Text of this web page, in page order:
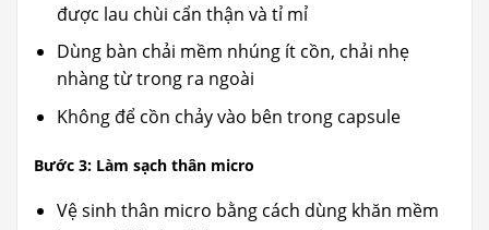
được lau chùi cẩn thận và tỉ mỉ
Dùng bàn chải mềm nhúng ít cồn, chải nhẹ
nhàng từ trong ra ngoài
Không để cồn chảy vào bên trong capsule
Bước 3: Làm sạch thân micro
Vệ sinh thân micro bằng cách dùng khăn mềm